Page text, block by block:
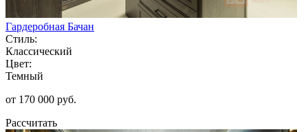
Гардеробная Бачан
Стиль:
Классический
Цвет:
Темный
от 170 000 руб.
Рассчитать